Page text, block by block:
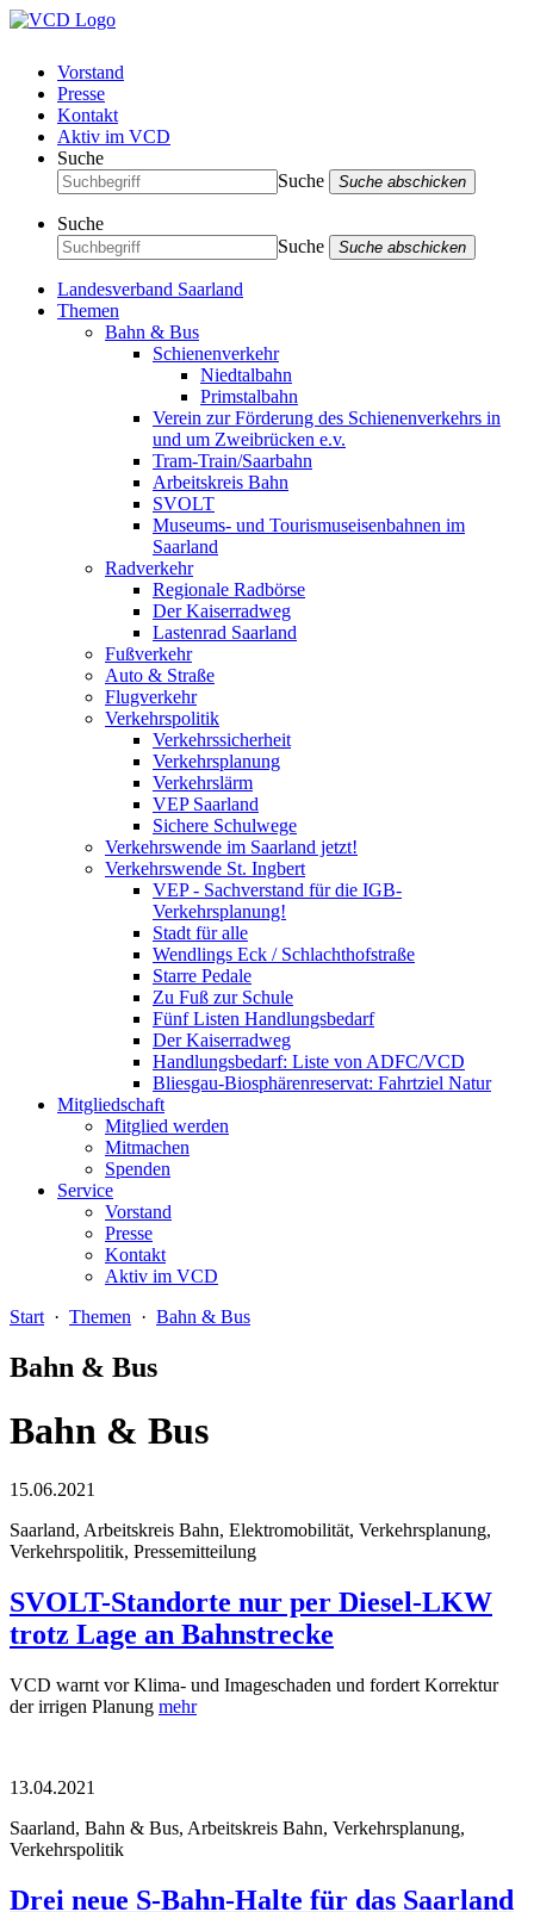
Vorstand
Presse
Kontakt
Aktiv im VCD
Suche
Suche
Suche abschicken
Suche
Suche
Suche abschicken
Landesverband Saarland
Themen
Bahn & Bus
Schienenverkehr
Niedtalbahn
Primstalbahn
Verein zur Förderung des Schienenverkehrs in
und um Zweibrücken e.v.
Tram-Train/Saarbahn
Arbeitskreis Bahn
SVOLT
Museums- und Tourismuseisenbahnen im
Saarland
Radverkehr
Regionale Radbörse
Der Kaiserradweg
Lastenrad Saarland
Fußverkehr
Auto & Straße
Flugverkehr
Verkehrspolitik
Verkehrssicherheit
Verkehrsplanung
Verkehrslärm
VEP Saarland
Sichere Schulwege
Verkehrswende im Saarland jetzt!
Verkehrswende St. Ingbert
VEP - Sachverstand für die IGB-
Verkehrsplanung!
Stadt für alle
Wendlings Eck / Schlachthofstraße
Starre Pedale
Zu Fuß zur Schule
Fünf Listen Handlungsbedarf
Der Kaiserradweg
Handlungsbedarf: Liste von ADFC/VCD
Bliesgau-Biosphärenreservat: Fahrtziel Natur
Mitgliedschaft
Mitglied werden
Mitmachen
Spenden
Service
Vorstand
Presse
Kontakt
Aktiv im VCD
Start · Themen · Bahn & Bus
Bahn & Bus
Bahn & Bus
15.06.2021
Saarland, Arbeitskreis Bahn, Elektromobilität, Verkehrsplanung,
Verkehrspolitik, Pressemitteilung
SVOLT-Standorte nur per Diesel-LKW
trotz Lage an Bahnstrecke
VCD warnt vor Klima- und Imageschaden und fordert Korrektur
der irrigen Planung mehr
13.04.2021
Saarland, Bahn & Bus, Arbeitskreis Bahn, Verkehrsplanung,
Verkehrspolitik
Drei neue S-Bahn-Halte für das Saarland